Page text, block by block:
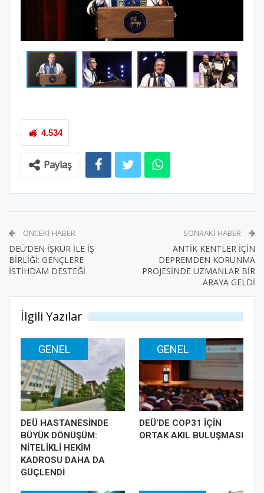
4.534
Paylaş
ÖNCEKI HABER
DEÜ’DEN İŞKUR İLE İŞ
BİRLİĞİ: GENÇLERE
İSTİHDAM DESTEĞİ
SONRAKI HABER
ANTİK KENTLER İÇİN
DEPREMDEN KORUNMA
PROJESİNDE UZMANLAR BİR
ARAYA GELDİ
İlgili Yazılar
GENEL
DEÜ HASTANESİNDE
BÜYÜK DÖNÜŞÜM:
NİTELİKLİ HEKİM
KADROSU DAHA DA
GÜÇLENDİ
GENEL
DEÜ’DE COP31 İÇİN
ORTAK AKIL BULUŞMASI